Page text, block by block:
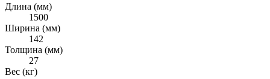
Длина (мм)
1500
Ширина (мм)
142
Толщина (мм)
27
Вес (кг)